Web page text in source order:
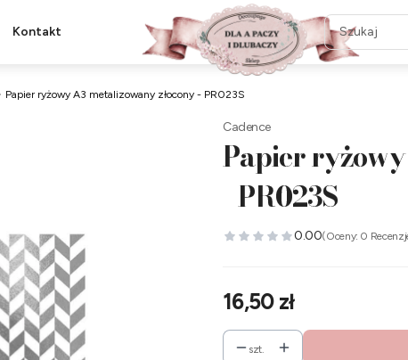
Kontakt
Papier ryżowy A3 metalizowany złocony - PR023S
Cadence
Papier
- PR023S
0.00(Oceny: 0
Cena
16,50 zł
szt.